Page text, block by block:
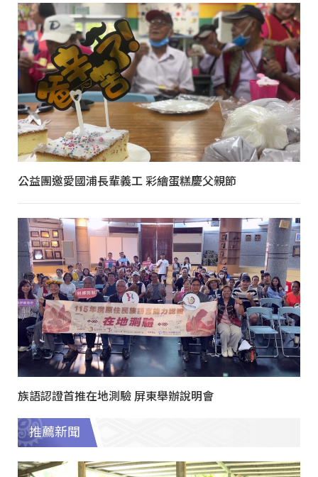
公益團邀愛國浦長輩義工 彩繪蛋糕慶父親節
族語認證首推在地測驗 屏東舉辦說明會
推薦新聞